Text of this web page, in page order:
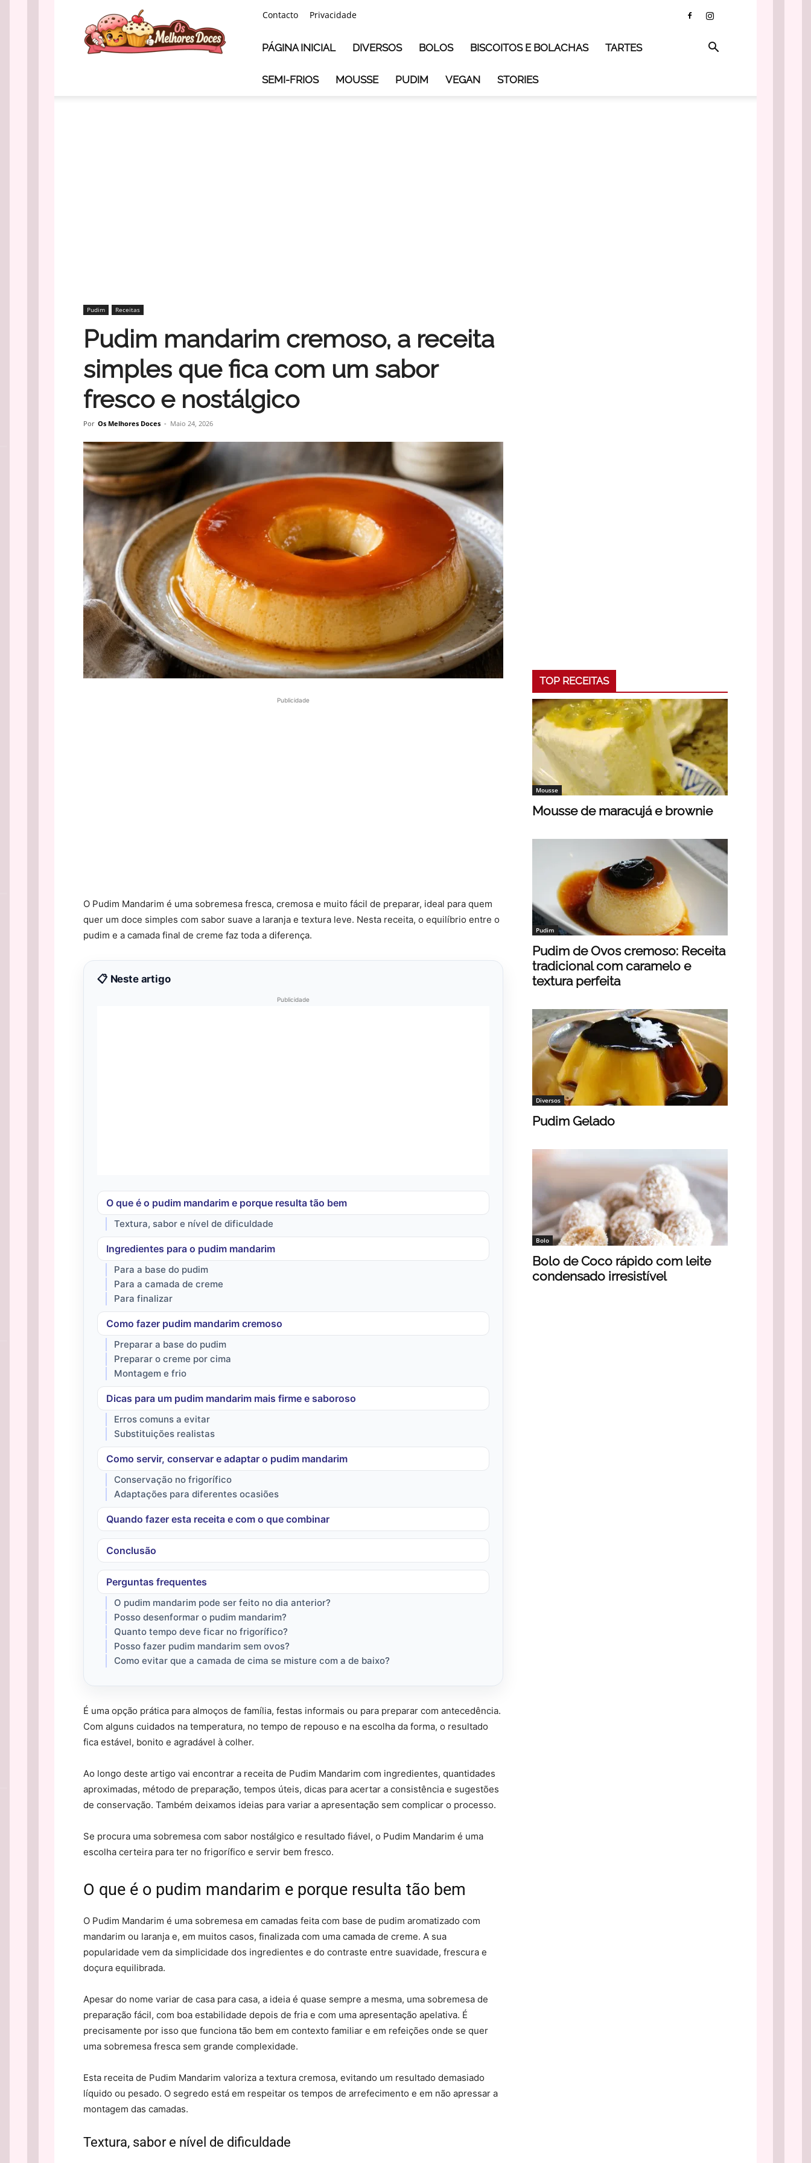
Melhores
Doces
Contacto Privacidade
PÁGINA INICIAL DIVERSOS BOLOS BISCOITOS E BOLACHAS TARTES
SEMI-FRIOS MOUSSE PUDIM VEGAN STORIES
Pudim Receitas
Pudim mandarim cremoso, a receita
simples que fica com um sabor
fresco e nostálgico
Por Os Melhores Doces - Maio 24, 2026
Publicidade
O Pudim Mandarim é uma sobremesa fresca, cremosa e muito fácil de preparar, ideal para quem
quer um doce simples com sabor suave a laranja e textura leve. Nesta receita, o equilíbrio entre o
pudim e a camada final de creme faz toda a diferença.
📋 Neste artigo
Publicidade
O que é o pudim mandarim e porque resulta tão bem
Textura, sabor e nível de dificuldade
Ingredientes para o pudim mandarim
Para a base do pudim
Para a camada de creme
Para finalizar
Como fazer pudim mandarim cremoso
Preparar a base do pudim
Preparar o creme por cima
Montagem e frio
Dicas para um pudim mandarim mais firme e saboroso
Erros comuns a evitar
Substituições realistas
Como servir, conservar e adaptar o pudim mandarim
Conservação no frigorífico
Adaptações para diferentes ocasiões
Quando fazer esta receita e com o que combinar
Conclusão
Perguntas frequentes
O pudim mandarim pode ser feito no dia anterior?
Posso desenformar o pudim mandarim?
Quanto tempo deve ficar no frigorífico?
Posso fazer pudim mandarim sem ovos?
Como evitar que a camada de cima se misture com a de baixo?
É uma opção prática para almoços de família, festas informais ou para preparar com antecedência.
Com alguns cuidados na temperatura, no tempo de repouso e na escolha da forma, o resultado
fica estável, bonito e agradável à colher.
Ao longo deste artigo vai encontrar a receita de Pudim Mandarim com ingredientes, quantidades
aproximadas, método de preparação, tempos úteis, dicas para acertar a consistência e sugestões
de conservação. Também deixamos ideias para variar a apresentação sem complicar o processo.
Se procura uma sobremesa com sabor nostálgico e resultado fiável, o Pudim Mandarim é uma
escolha certeira para ter no frigorífico e servir bem fresco.
O que é o pudim mandarim e porque resulta tão bem
O Pudim Mandarim é uma sobremesa em camadas feita com base de pudim aromatizado com
mandarim ou laranja e, em muitos casos, finalizada com uma camada de creme. A sua
popularidade vem da simplicidade dos ingredientes e do contraste entre suavidade, frescura e
doçura equilibrada.
Apesar do nome variar de casa para casa, a ideia é quase sempre a mesma, uma sobremesa de
preparação fácil, com boa estabilidade depois de fria e com uma apresentação apelativa. É
precisamente por isso que funciona tão bem em contexto familiar e em refeições onde se quer
uma sobremesa fresca sem grande complexidade.
Esta receita de Pudim Mandarim valoriza a textura cremosa, evitando um resultado demasiado
líquido ou pesado. O segredo está em respeitar os tempos de arrefecimento e em não apressar a
montagem das camadas.
Textura, sabor e nível de dificuldade
TOP RECEITAS
Mousse
Mousse de maracujá e brownie
Pudim
Pudim de Ovos cremoso: Receita
tradicional com caramelo e
textura perfeita
Diversos
Pudim Gelado
Bolo
Bolo de Coco rápido com leite
condensado irresistível